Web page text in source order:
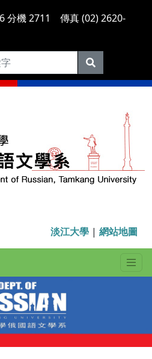
分機 2711 傳真 (02) 2620-
淡江大學 | 網站地圖